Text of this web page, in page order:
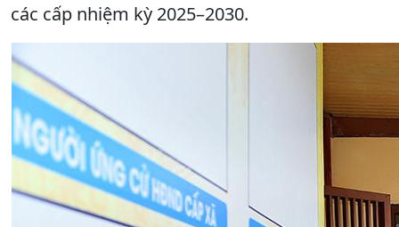
các cấp nhiệm kỳ 2025–2030.